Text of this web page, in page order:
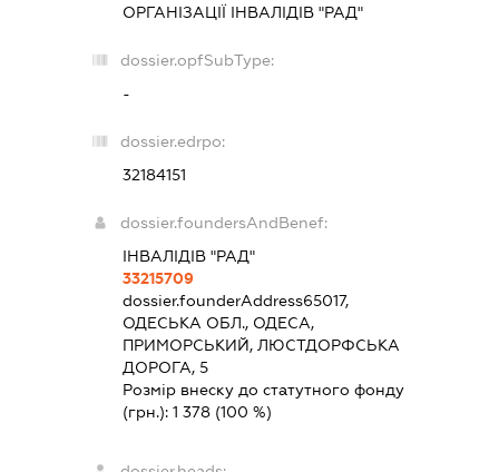
ОРГАНІЗАЦІЇ ІНВАЛІДІВ "РАД"
dossier.opfSubType:
-
dossier.edrpo:
32184151
dossier.foundersAndBenef:
ІНВАЛІДІВ "РАД"
33215709
dossier.founderAddress65017,
ОДЕСЬКА ОБЛ., ОДЕСА,
ПРИМОРСЬКИЙ, ЛЮСТДОРФСЬКА
ДОРОГА, 5
Розмір внеску до статутного фонду
(грн.): 1 378(100 %)